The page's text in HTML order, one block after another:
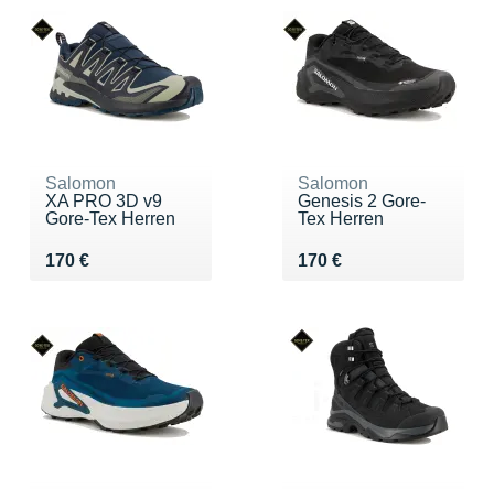
Salomon
XA PRO 3D v9
Gore-Tex Herren
170 €
Vendu 170 €
Salomon
Genesis 2 Gore-
Tex Herren
170 €
Vendu 170 €